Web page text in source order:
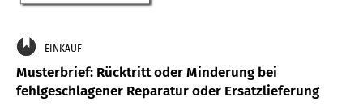
EINKAUF
Musterbrief: Rücktritt oder Minderung bei
fehlgeschlagener Reparatur oder Ersatzlieferung